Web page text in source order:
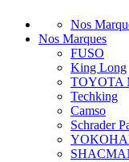
Nos
Nos Marques
FUSO
King Long
TOYOTA
Techking
Camso
Schrader